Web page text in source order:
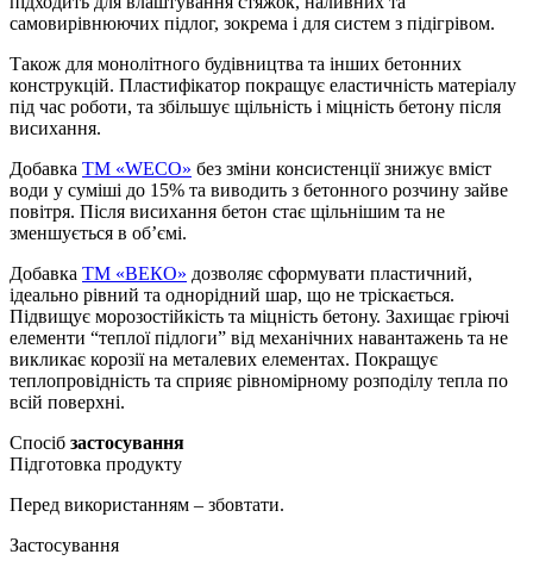
самовирівнюючих підлог, зокрема і для систем з підігрівом.
Також для монолітного будівництва та інших бетонних
конструкцій. Пластифікатор покращує еластичність матеріалу
під час роботи, та збільшує щільність і міцність бетону після
висихання.
Добавка TM «WECO» без зміни консистенції знижує вміст
води у суміші до 15% та виводить з бетонного розчину зайве
повітря. Після висихання бетон стає щільнішим та не
зменшується в об’ємі.
Добавка ТМ «ВЕКО» дозволяє сформувати пластичний,
ідеально рівний та однорідний шар, що не тріскається.
Підвищує морозостійкість та міцність бетону. Захищає гріючі
елементи “теплої підлоги” від механічних навантажень та не
викликає корозії на металевих елементах. Покращує
теплопровідність та сприяє рівномірному розподілу тепла по
всій поверхні.
Спосіб застосування
Підготовка продукту
Перед використанням – збовтати.
Застосування